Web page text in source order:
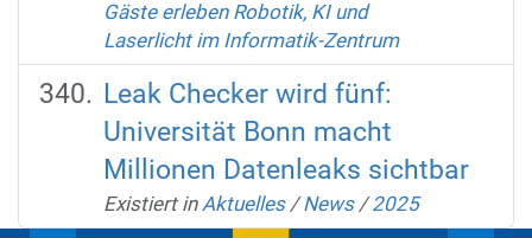
Gäste erleben Robotik, KI und
Laserlicht im Informatik-Zentrum
Leak Checker wird fünf:
Universität Bonn macht
Millionen Datenleaks sichtbar
Existiert in Aktuelles /News /2025